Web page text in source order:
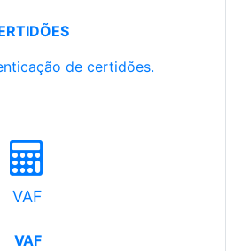
de certidões.
VAF
VAF